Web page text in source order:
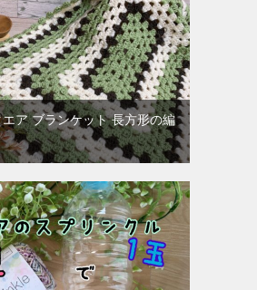
ア ブランケット 長方形の編